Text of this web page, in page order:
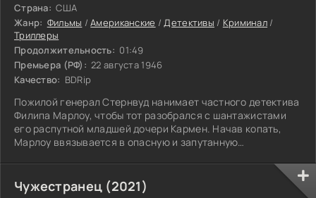
Страна: США
Жанр: Фильмы /Американские /Детективы / Криминал /
Триллеры
Продолжительность: 01:49
Премьера (РФ): 22 августа 1946
Качество: BDRip
Пожилой генерал Стернвуд нанимает частного детектива
Филипа Марлоу, чтобы тот разобрался с шантажистами
его распутной младшей дочери Кармен. Начав копать,
Марлоу ввязывается в опасную и запутанную
добавляет хлопот. Загадочная, жёсткая,
непредсказуемая и сексапильная красавица постоянно
Чужестранец (2021)